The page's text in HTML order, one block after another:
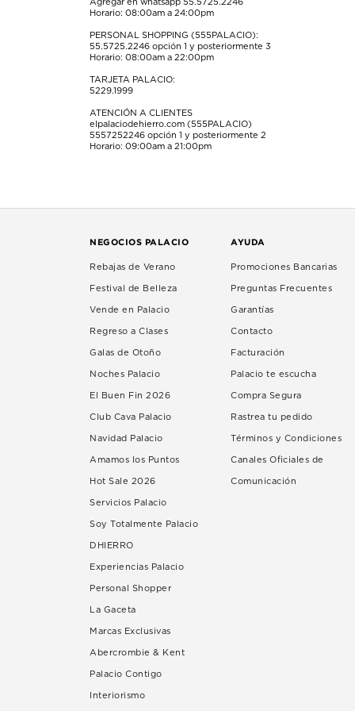
Agregar en whatsapp 55.5725.2246
Horario: 08:00am a 24:00pm
PERSONAL SHOPPING (555PALACIO):
55.5725.2246 opción 1 y posteriormente 3
Horario: 08:00am a 22:00pm
TARJETA PALACIO:
5229.1999
ATENCIÓN A CLIENTES
elpalaciodehierro.com (555PALACIO)
5557252246 opción 1 y posteriormente 2
Horario: 09:00am a 21:00pm
NEGOCIOS PALACIO
Rebajas de Verano
Festival de Belleza
Vende en Palacio
Regreso a Clases
Galas de Otoño
Noches Palacio
El Buen Fin 2026
Club Cava Palacio
Navidad Palacio
Amamos los Puntos
Hot Sale 2026
Servicios Palacio
Soy Totalmente Palacio
DHIERRO
Experiencias Palacio
Personal Shopper
La Gaceta
Marcas Exclusivas
Abercrombie & Kent
Palacio Contigo
Interiorismo
AYUDA
Promociones Bancarias
Preguntas Frecuentes
Garantías
Contacto
Facturación
Palacio te escucha
Compra Segura
Rastrea tu pedido
Términos y Condiciones
Canales Oficiales de
Comunicación